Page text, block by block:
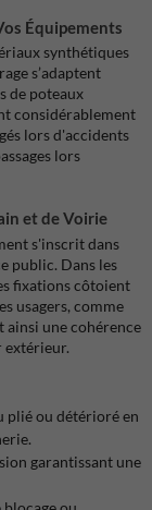
Équipements
synthétiques
s’adaptent
de poteaux
considérablement
lors d'accidents
lors
et de Voirie
s'inscrit dans
public. Dans les
fixations côtoient
usagers, comme
ainsi une cohérence
extérieur.
plié ou détérioré en
garantissant une